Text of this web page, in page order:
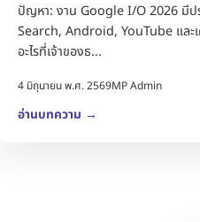
ปัญหา: งาน Google I/O 2026 มีป
Search, Android, YouTube แล
อะไรที่เจ้าของธ...
4 มิถุนายน พ.ศ. 2569MP Admin
อ่านบทความ →